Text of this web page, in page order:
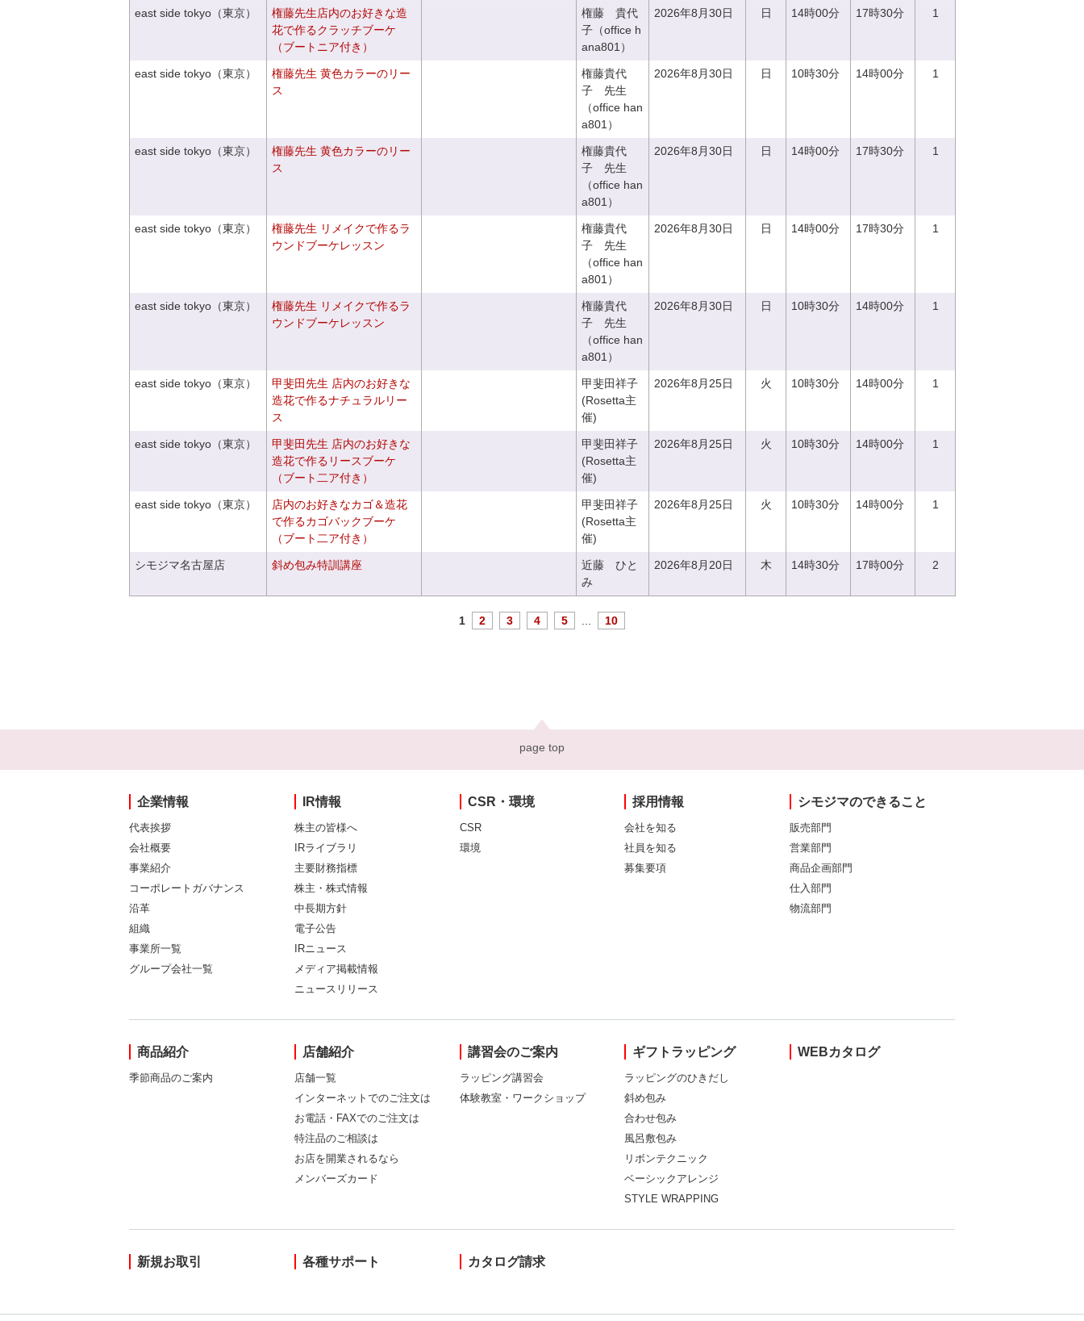
east side tokyo（東京）
権藤先生店内のお好きな造
花で作るクラッチブーケ
（ブートニア付き）
権藤 貴代
子（office h
ana801）
2026年8月30日 日 14時00分 17時30分 1
east side tokyo（東京）
権藤先生 黄色カラーのリー
ス
権藤貴代
子 先生
（office han
a801）
2026年8月30日 日 10時30分 14時00分 1
east side tokyo（東京）
権藤先生 黄色カラーのリー
ス
権藤貴代
子 先生
（office han
a801）
2026年8月30日 日 14時00分 17時30分 1
east side tokyo（東京）
権藤先生 リメイクで作るラ
ウンドブーケレッスン
権藤貴代
子 先生
（office han
a801）
2026年8月30日 日 14時00分 17時30分 1
east side tokyo（東京）
権藤先生 リメイクで作るラ
ウンドブーケレッスン
権藤貴代
子 先生
（office han
a801）
2026年8月30日 日 10時30分 14時00分 1
east side tokyo（東京）
甲斐田先生 店内のお好きな
造花で作るナチュラルリー
ス
甲斐田祥子
(Rosetta主
催)
2026年8月25日 火 10時30分 14時00分 1
east side tokyo（東京）
甲斐田先生 店内のお好きな
造花で作るリースブーケ
（ブート二ア付き）
甲斐田祥子
(Rosetta主
催)
2026年8月25日 火 10時30分 14時00分 1
east side tokyo（東京）
店内のお好きなカゴ＆造花
で作るカゴバックブーケ
（ブート二ア付き）
甲斐田祥子
(Rosetta主
催)
2026年8月25日 火 10時30分 14時00分 1
シモジマ名古屋店 斜め包み特訓講座
近藤 ひと
み
2026年8月20日 木 14時30分 17時00分 2
1 2 3 4 5 10
page top
企業情報
代表挨拶
会社概要
事業紹介
コーポレートガバナンス
沿革
組織
事業所一覧
グループ会社一覧
IR情報
株主の皆様へ
IRライブラリ
主要財務指標
株主・株式情報
中長期方針
電子公告
IRニュース
メディア掲載情報
ニュースリリース
CSR・環境
CSR
環境
採用情報
会社を知る
社員を知る
募集要項
シモジマのできること
販売部門
営業部門
商品企画部門
仕入部門
物流部門
商品紹介
季節商品のご案内
店舗紹介
店舗一覧
インターネットでのご注文は
お電話・FAXでのご注文は
特注品のご相談は
お店を開業されるなら
メンバーズカード
講習会のご案内
ラッピング講習会
体験教室・ワークショップ
ギフトラッピング
ラッピングのひきだし
斜め包み
合わせ包み
風呂敷包み
リボンテクニック
ベーシックアレンジ
STYLE WRAPPING
WEBカタログ
新規お取引 各種サポート カタログ請求